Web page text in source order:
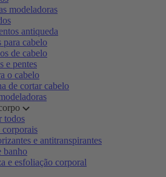
modeladoras
antiqueda
para cabelo
de cabelo
e pentes
o cabelo
de cortar cabelo
todos
corporais
e antitranspirantes
banho
e esfoliação corporal